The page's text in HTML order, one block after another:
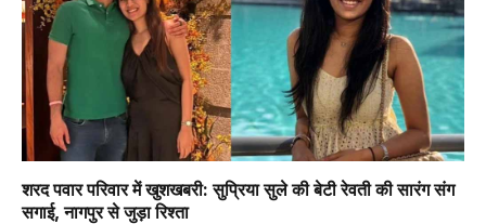
शरद पवार परिवार में खुशखबरी: सुप्रिया सुले की बेटी रेवती की सारंग संग
सगाई, नागपुर से जुड़ा रिश्ता